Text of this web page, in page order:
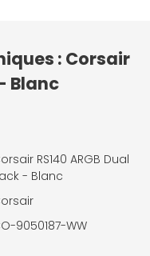
: Corsair
Blanc
RS140 ARGB Dual
- Blanc
9050187-WW